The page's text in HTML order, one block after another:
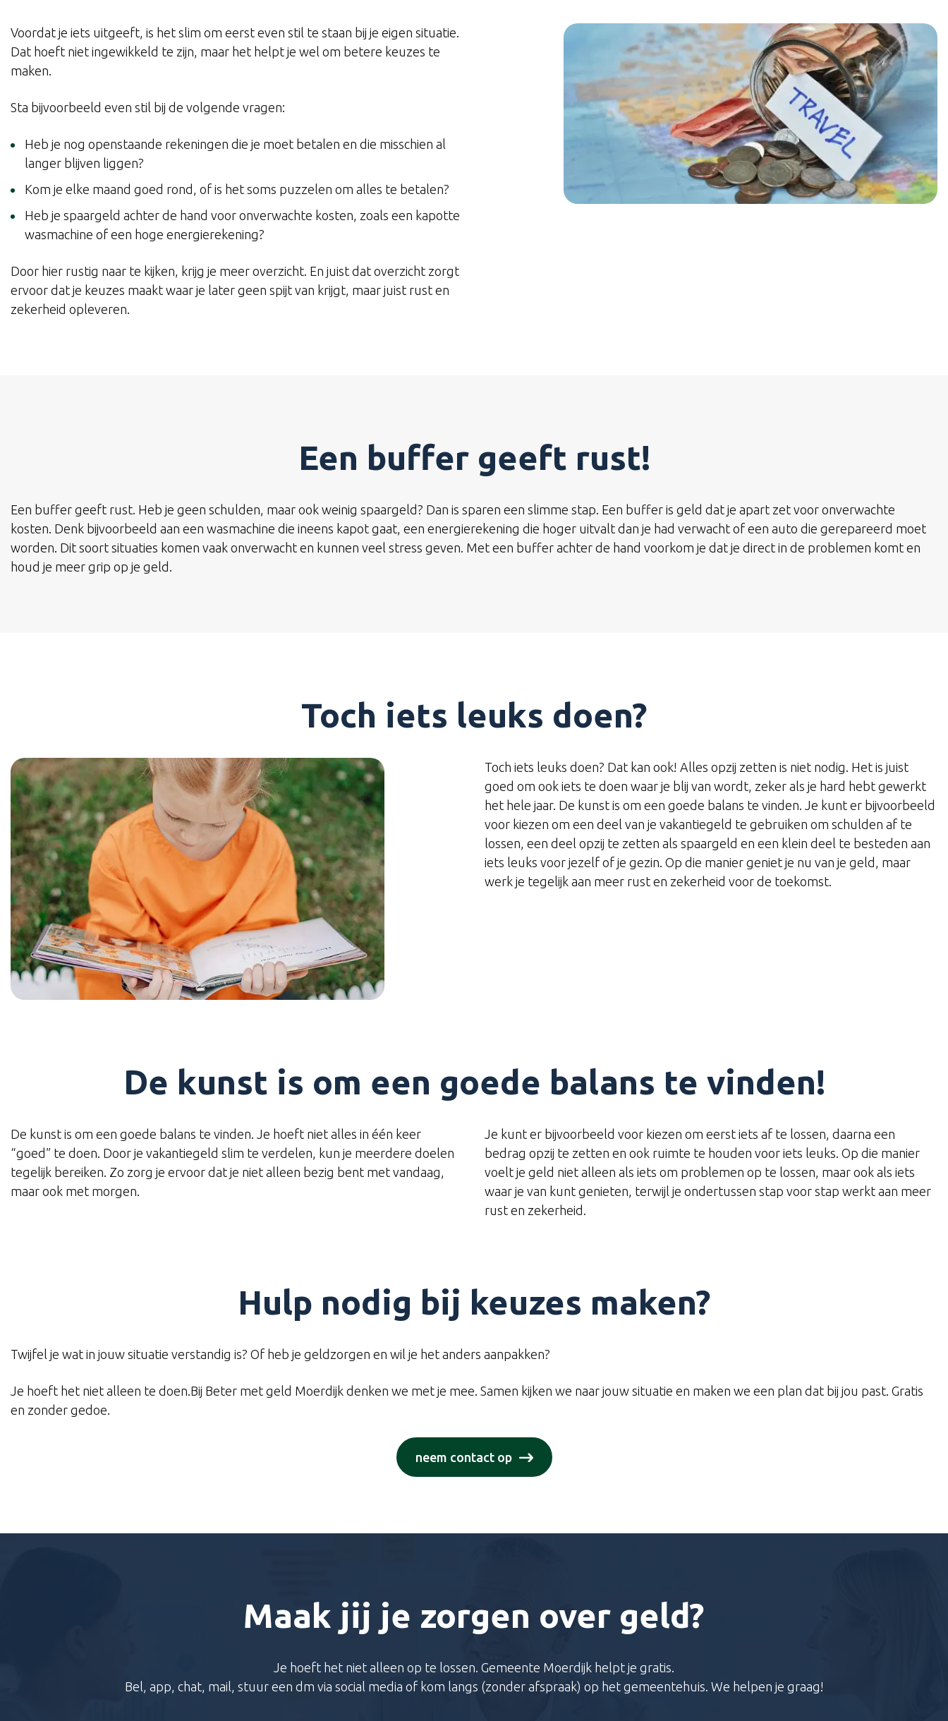
Voordat je iets uitgeeft, is het slim om eerst even stil te staan bij je eigen situatie.
Dat hoeft niet ingewikkeld te zijn, maar het helpt je wel om betere keuzes te
maken.
Sta bijvoorbeeld even stil bij de volgende vragen:
Heb je nog openstaande rekeningen die je moet betalen en die misschien al
langer blijven liggen?
Kom je elke maand goed rond, of is het soms puzzelen om alles te betalen?
Heb je spaargeld achter de hand voor onverwachte kosten, zoals een kapotte
wasmachine of een hoge energierekening?
Door hier rustig naar te kijken, krijg je meer overzicht. En juist dat overzicht zorgt
ervoor dat je keuzes maakt waar je later geen spijt van krijgt, maar juist rust en
zekerheid opleveren.
Een buffer geeft rust!
Een buffer geeft rust. Heb je geen schulden, maar ook weinig spaargeld? Dan is sparen een slimme stap. Een buffer is geld dat je apart zet voor onverwachte
kosten. Denk bijvoorbeeld aan een wasmachine die ineens kapot gaat, een energierekening die hoger uitvalt dan je had verwacht of een auto die gerepareerd moet
worden. Dit soort situaties komen vaak onverwacht en kunnen veel stress geven. Met een buffer achter de hand voorkom je dat je direct in de problemen komt en
houd je meer grip op je geld.
Toch iets leuks doen?
Toch iets leuks doen? Dat kan ook! Alles opzij zetten is niet nodig. Het is juist
goed om ook iets te doen waar je blij van wordt, zeker als je hard hebt gewerkt
het hele jaar. De kunst is om een goede balans te vinden. Je kunt er bijvoorbeeld
voor kiezen om een deel van je vakantiegeld te gebruiken om schulden af te
lossen, een deel opzij te zetten als spaargeld en een klein deel te besteden aan
iets leuks voor jezelf of je gezin. Op die manier geniet je nu van je geld, maar
werk je tegelijk aan meer rust en zekerheid voor de toekomst.
De kunst is om een goede balans te vinden!
De kunst is om een goede balans te vinden. Je hoeft niet alles in één keer
“goed” te doen. Door je vakantiegeld slim te verdelen, kun je meerdere doelen
tegelijk bereiken. Zo zorg je ervoor dat je niet alleen bezig bent met vandaag,
maar ook met morgen.
Je kunt er bijvoorbeeld voor kiezen om eerst iets af te lossen, daarna een
bedrag opzij te zetten en ook ruimte te houden voor iets leuks. Op die manier
voelt je geld niet alleen als iets om problemen op te lossen, maar ook als iets
waar je van kunt genieten, terwijl je ondertussen stap voor stap werkt aan meer
rust en zekerheid.
Hulp nodig bij keuzes maken?
Twijfel je wat in jouw situatie verstandig is? Of heb je geldzorgen en wil je het anders aanpakken?
Je hoeft het niet alleen te doen.Bij Beter met geld Moerdijk denken we met je mee. Samen kijken we naar jouw situatie en maken we een plan dat bij jou past. Gratis
en zonder gedoe.
neem contact op
Maak jij je zorgen over geld?
Je hoeft het niet alleen op te lossen. Gemeente Moerdijk helpt je gratis.
Bel, app, chat, mail, stuur een dm via social media of kom langs (zonder afspraak) op het gemeentehuis. We helpen je graag!